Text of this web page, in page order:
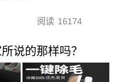
阅读 16174
说的那样吗？